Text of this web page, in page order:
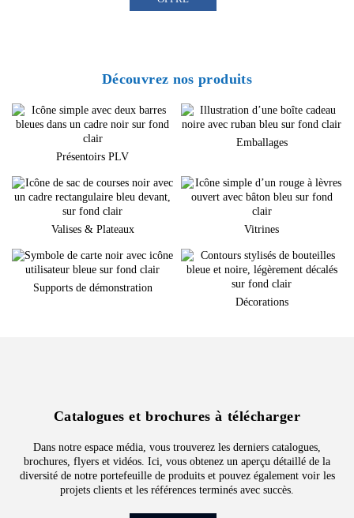
Découvrez nos produits
Présentoirs PLV
Emballages
Valises & Plateaux Vitrines
Supports de démonstration
Décorations
Catalogues et brochures à télécharger
Dans notre espace média, vous trouverez les derniers catalogues,
brochures, flyers et vidéos. Ici, vous obtenez un aperçu détaillé de la
diversité de notre portefeuille de produits et pouvez également voir les
projets clients et les références terminés avec succès.